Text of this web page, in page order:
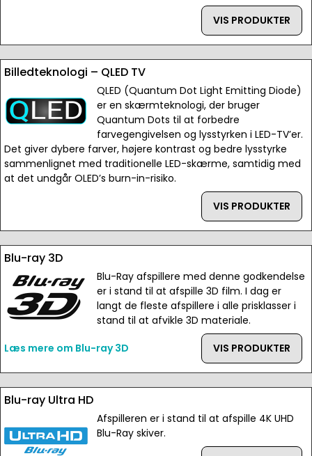
VIS PRODUKTER
Billedteknologi – QLED TV
QLED (Quantum Dot Light Emitting Diode)
er en skærmteknologi, der bruger
Quantum Dots til at forbedre
farvegengivelsen og lysstyrken i LED-TV’er.
Det giver dybere farver, højere kontrast og bedre lysstyrke
sammenlignet med traditionelle LED-skærme, samtidig med
at det undgår OLED’s burn-in-risiko.
VIS PRODUKTER
Blu-ray 3D
Blu-Ray afspillere med denne godkendelse
er i stand til at afspille 3D film. I dag er
langt de fleste afspillere i alle prisklasser i
stand til at afvikle 3D materiale.
Læs mere om Blu-ray 3D
VIS PRODUKTER
Blu-ray Ultra HD
Afspilleren er i stand til at afspille 4K UHD
Blu-Ray skiver.